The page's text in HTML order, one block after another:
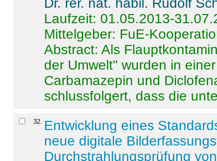
Dr. rer. nat. habil. Rudolf
Laufzeit: 01.05.2013-
Mittelgeber: FuE-
Abstract:Als
der Umwelt" wurden in
Carbamazepin und
schlussfolgert, dass die
32. Entwicklung eines
neue digitale
Durchstrahlungsprüfung